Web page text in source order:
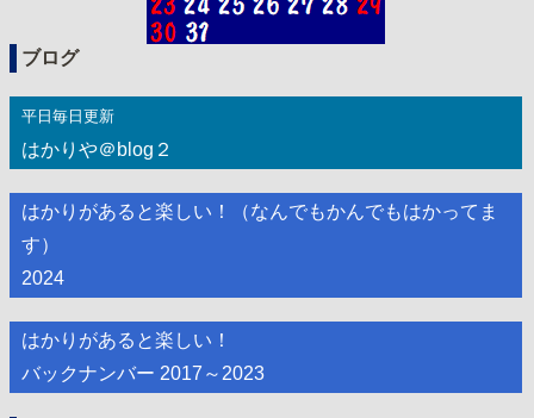
ブログ
平日毎日更新
はかりや＠blog２
はかりがあると楽しい！（なんでもかんでもはかってま
す）
2024
はかりがあると楽しい！
バックナンバー 2017～2023